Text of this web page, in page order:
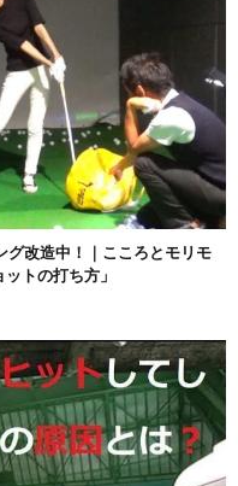
グ改造中！｜こころとモリモ
トの打ち方」